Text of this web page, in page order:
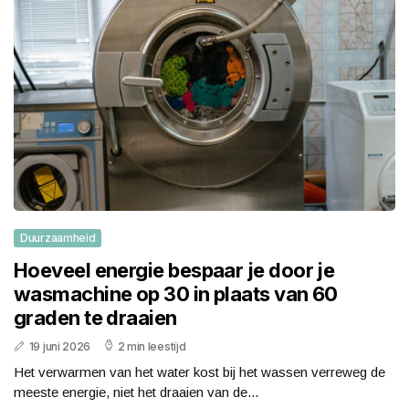
Duurzaamheid
Hoeveel energie bespaar je door je
wasmachine op 30 in plaats van 60
graden te draaien
19 juni 2026 2 min leestijd
Het verwarmen van het water kost bij het wassen verreweg de
meeste energie, niet het draaien van de...